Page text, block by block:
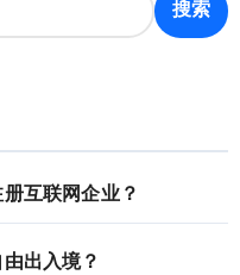
搜索
互联网企业？
出入境？